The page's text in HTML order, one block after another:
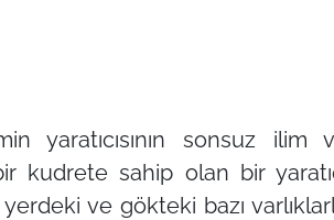
yaratıcısının sonsuz ilim
kudrete sahip olan bir
ve gökteki bazı